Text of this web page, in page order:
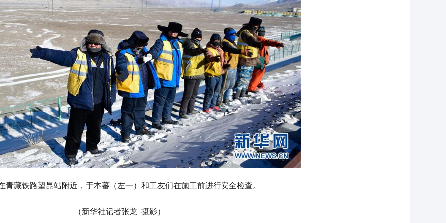
青藏铁路望昆站附近，于本蕃（左一）和工友们在施工前进行安全检查。
（新华社记者张龙 摄影）